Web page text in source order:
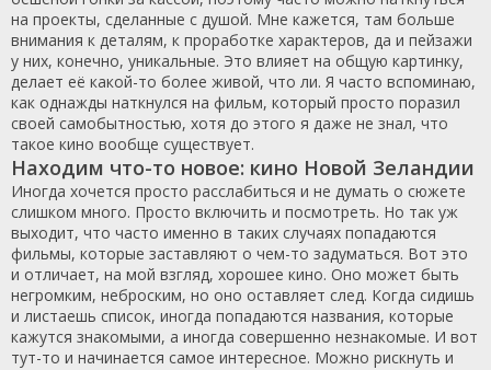
на проекты, сделанные с душой. Мне кажется, там больше
внимания к деталям, к проработке характеров, да и пейзажи
у них, конечно, уникальные. Это влияет на общую картинку,
делает её какой-то более живой, что ли. Я часто вспоминаю,
как однажды наткнулся на фильм, который просто поразил
своей самобытностью, хотя до этого я даже не знал, что
такое кино вообще существует.
Находим что-то новое: кино Новой Зеландии
Иногда хочется просто расслабиться и не думать о сюжете
слишком много. Просто включить и посмотреть. Но так уж
выходит, что часто именно в таких случаях попадаются
фильмы, которые заставляют о чем-то задуматься. Вот это
и отличает, на мой взгляд, хорошее кино. Оно может быть
негромким, неброским, но оно оставляет след. Когда сидишь
и листаешь список, иногда попадаются названия, которые
кажутся знакомыми, а иногда совершенно незнакомые. И вот
тут-то и начинается самое интересное. Можно рискнуть и